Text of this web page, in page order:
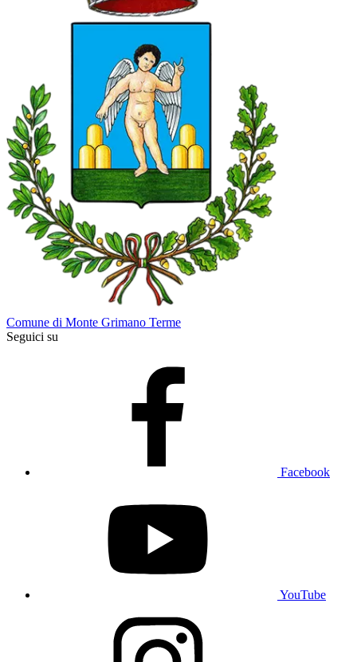
Comune di Monte Grimano Terme
Seguici su
Facebook
YouTube